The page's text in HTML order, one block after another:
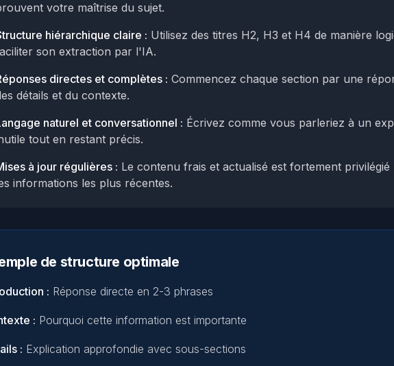
votre maîtrise du sujet.
hiérarchique claire : Utilisez des titres H2, H3 et H4 de manière
son extraction par l'IA.
directes et complètes : Commencez chaque section par une
détails et du contexte.
naturel et conversationnel : Écrivez comme vous parleriez à un
tout en restant précis.
à jour régulières : Le contenu frais et actualisé est fortement
informations les plus récentes.
de structure optimale
: Réponse directe en 2-3 phrases
: Pourquoi cette information est importante
: Explication approfondie avec sous-sections